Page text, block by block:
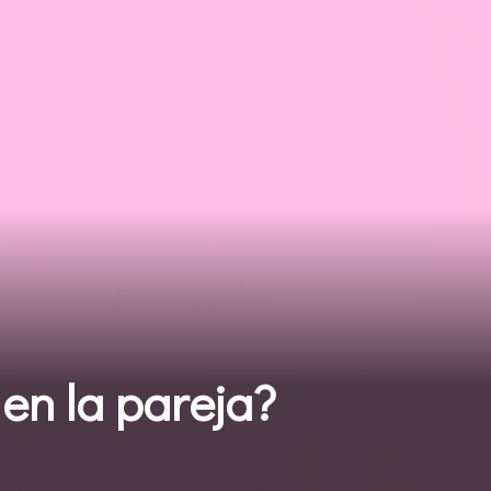
la pareja?